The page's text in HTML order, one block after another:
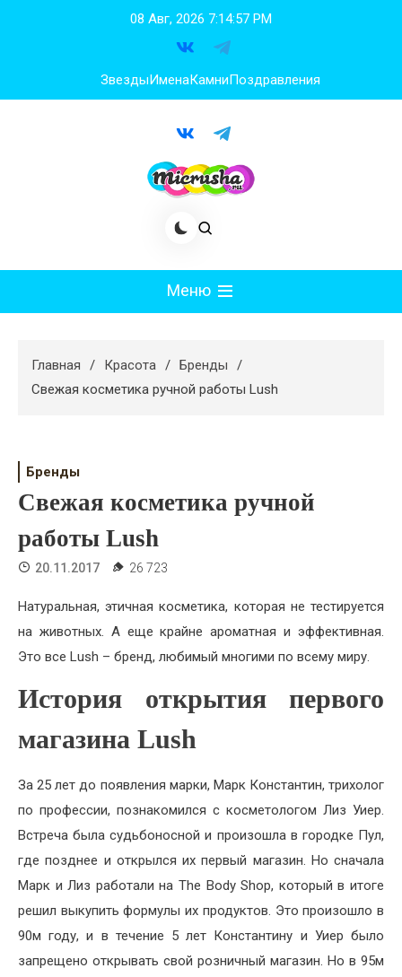
08 Авг, 2026 7:14:59 PM
ЗвездыИменаКамниПоздравления
Меню
Худеем
Свадьба
Жизнь
Хобби
Красота
Главная Красота
Бренды
Свежая косметика ручной работы Lush
Бренды
Свежая косметика ручной
работы Lush
20.11.2017 26 723
Натуральная, этичная косметика, которая не тестируется
на животных. А еще крайне ароматная и эффективная.
Это все Lush – бренд, любимый многими по всему миру.
История открытия первого
магазина Lush
За 25 лет до появления марки, Марк Константин, трихолог
по профессии, познакомился с косметологом Лиз Уиер.
Встреча была судьбоносной и произошла в городке Пул,
где позднее и открылся их первый магазин. Но сначала
Марк и Лиз работали на The Body Shop, который в итоге
решил выкупить формулы их продуктов. Это произошло в
90м году, и в течение 5 лет Константину и Уиер было
запрещено открывать свой розничный магазин. Но в 95м